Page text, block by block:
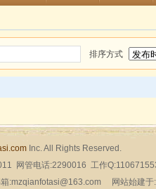
排序方式
Inc. All Rights Reserved.
网管电话:2290016 工作
网站始建于